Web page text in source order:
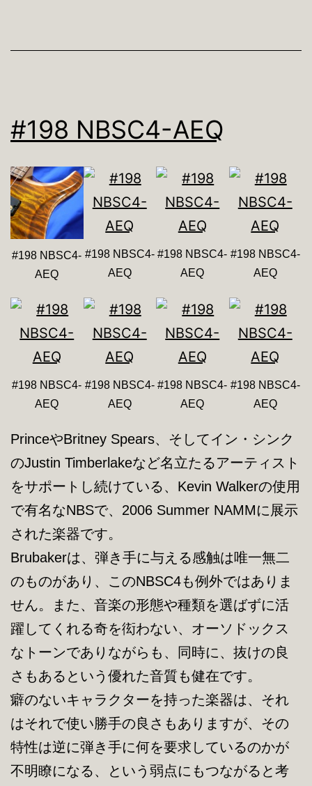
#198 NBSC4-AEQ
#198 NBSC4-
AEQ
#198 NBSC4-
AEQ
#198 NBSC4-
AEQ
#198 NBSC4-
AEQ
#198 NBSC4-
AEQ
#198 NBSC4-
AEQ
#198 NBSC4-
AEQ
#198 NBSC4-
AEQ
PrinceやBritney Spears、そしてイン・シンク
のJustin Timberlakeなど名立たるアーティスト
をサポートし続けている、Kevin Walkerの使用
で有名なNBSで、2006 Summer NAMMに展示
された楽器です。
Brubakerは、弾き手に与える感触は唯一無二
のものがあり、このNBSC4も例外ではありま
せん。また、音楽の形態や種類を選ばずに活
躍してくれる奇を衒わない、オーソドックス
なトーンでありながらも、同時に、抜けの良
さもあるという優れた音質も健在です。
癖のないキャラクターを持った楽器は、それ
はそれで使い勝手の良さもありますが、その
特性は逆に弾き手に何を要求しているのかが
不明瞭になる、という弱点にもつながると考